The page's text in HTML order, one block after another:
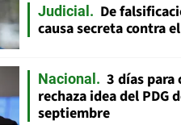
Judicial
De
causa secreta contra
Nacional
3 días para
rechaza idea del PDG
septiembre